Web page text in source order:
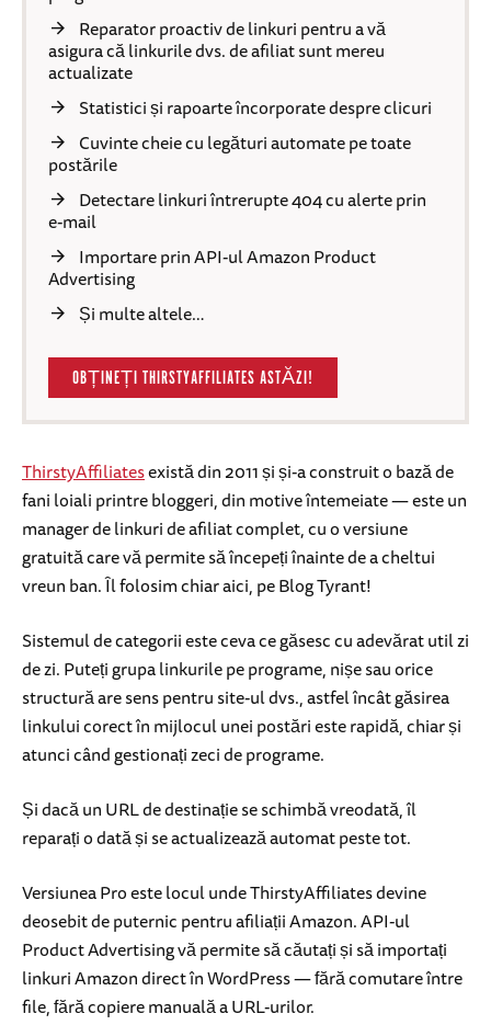
Reparator proactiv de linkuri pentru a vă
asigura că linkurile dvs. de afiliat sunt mereu
actualizate
Statistici și rapoarte încorporate despre clicuri
Cuvinte cheie cu legături automate pe toate
postările
Detectare linkuri întrerupte 404 cu alerte prin
e-mail
Importare prin API-ul Amazon Product
Advertising
Și multe altele…
OBȚINEȚI THIRSTYAFFILIATES ASTĂZI!
ThirstyAffiliatesexistă din 2011 și și-a construit o bază de
fani loiali printre bloggeri, din motive întemeiate — este un
manager de linkuri de afiliat complet, cu o versiune
gratuită care vă permite să începeți înainte de a cheltui
vreun ban. Îl folosim chiar aici, pe Blog Tyrant!
Sistemul de categorii este ceva ce găsesc cu adevărat util zi
de zi. Puteți grupa linkurile pe programe, nișe sau orice
structură are sens pentru site-ul dvs., astfel încât găsirea
linkului corect în mijlocul unei postări este rapidă, chiar și
atunci când gestionați zeci de programe.
Și dacă un URL de destinație se schimbă vreodată, îl
reparați o dată și se actualizează automat peste tot.
Versiunea Pro este locul unde ThirstyAffiliates devine
deosebit de puternic pentru afiliații Amazon. API-ul
Product Advertising vă permite să căutați și să importați
linkuri Amazon direct în WordPress — fără comutare între
file, fără copiere manuală a URL-urilor.